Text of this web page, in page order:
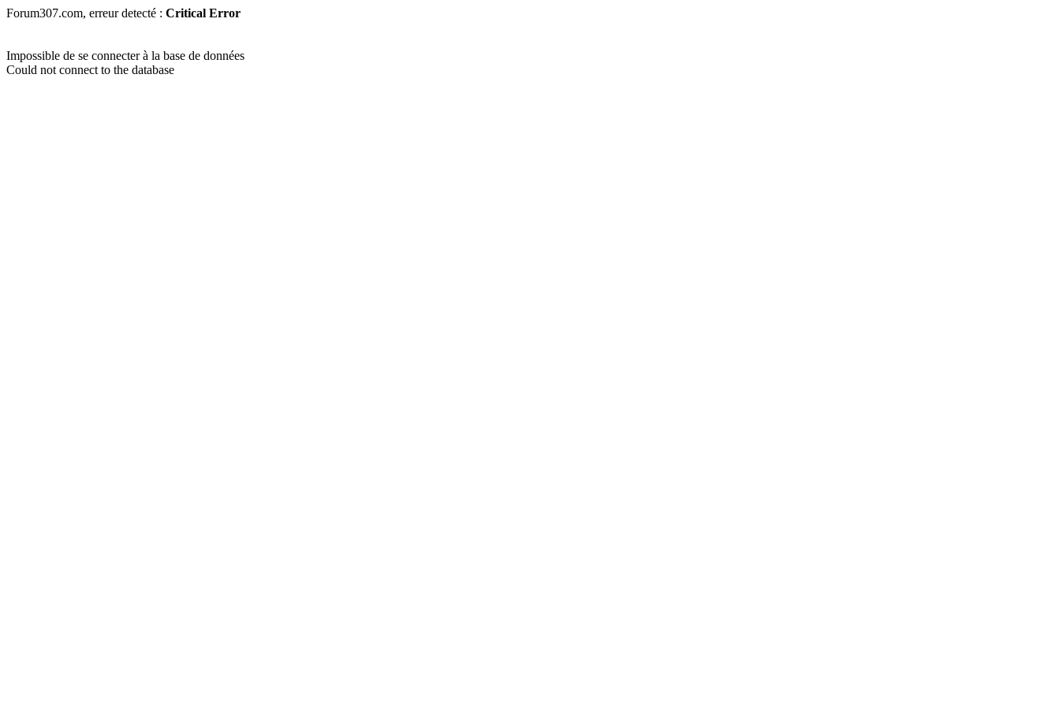
Forum307.com, erreur detecté : Critical Error
Impossible de se connecter à la base de données
Could not connect to the database